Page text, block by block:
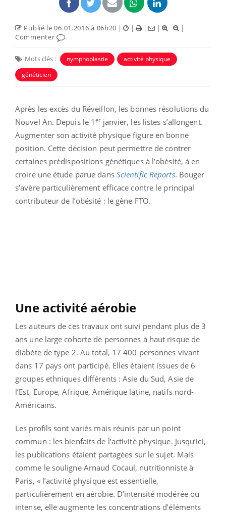
Publié le 06.01.2016 à 06h20 | | | |
|
Commenter
Mots clés : nymphoplastie
activité physique
généticien
Après les excès du Réveillon, les bonnes résolutions du
Nouvel An. Depuis le 1erjanvier, les listes s’allongent.
Augmenter son activité physique figure en bonne
position. Cette décision peut permettre de contrer
certaines prédispositions génétiques à l’obésité, à en
croire une étude parue dans Scientific Reports. Bouger
s’avère particulièrement efficace contre le principal
contributeur de l’obésité : le gène FTO.
Une activité aérobie
Les auteurs de ces travaux ont suivi pendant plus de 3
ans une large cohorte de personnes à haut risque de
diabète de type 2. Au total, 17 400 personnes vivant
dans 17 pays ont participé. Elles étaient issues de 6
groupes ethniques différents : Asie du Sud, Asie de
l’Est, Europe, Afrique, Amérique latine, natifs nord-
Américains.
Les profils sont variés mais réunis par un point
commun : les bienfaits de l’activité physique. Jusqu’ici,
les publications étaient partagées sur le sujet. Mais
comme le souligne Arnaud Cocaul, nutritionniste à
Paris, « l’activité physique est essentielle,
particulièrement en aérobie. D’intensité modérée ou
intense, elle augmente les concentrations d’éléments